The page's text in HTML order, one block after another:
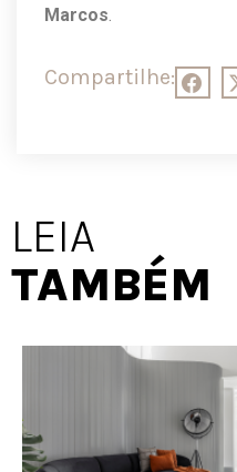
Marcos
Compartilhe:
LEIA
TAMBÉM